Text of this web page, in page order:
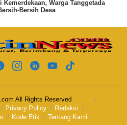
Kemerdekaan, Warga Tanggetada
Bersih Desa
All Rights Reserved
Privacy Policy
Redaksi
Kode Etik Tentang Kami